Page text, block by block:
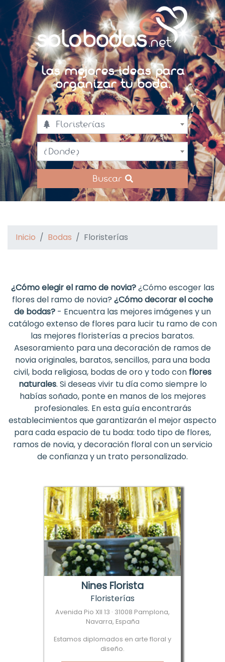
Las mejores ideas para
organizar tu boda.
Floristerías
¿Donde?
Buscar
Inicio Bodas Floristerías
¿Cómo elegir el ramo de novia?¿Cómo escoger las
flores del ramo de novia? ¿Cómo decorar el coche
de bodas? - Encuentra las mejores imágenes y un
catálogo extenso de flores para lucir tu ramo de con
las mejores floristerías a precios baratos.
Asesoramiento para una decoración de ramos de
novia originales, baratos, sencillos, para una boda
civil, boda religiosa, bodas de oro y todo con flores
naturales. Si deseas vivir tu día como siempre lo
habías soñado, ponte en manos de los mejores
profesionales. En esta guía encontrarás
establecimientos que garantizarán el mejor aspecto
para cada espacio de tu boda: todo tipo de flores,
ramos de novia, y decoración floral con un servicio
de confianza y un trato personalizado.
Nines Florista
Floristerías
Avenida Pio XII 13 · 31008 Pamplona,
Navarra, España
Estamos diplomados en arte floral y
diseño.